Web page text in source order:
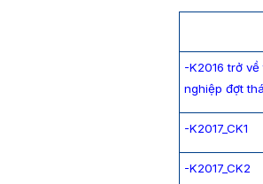
-K2016 trở
nghiệp đợt
-K2017_CK1
-K2017_CK2